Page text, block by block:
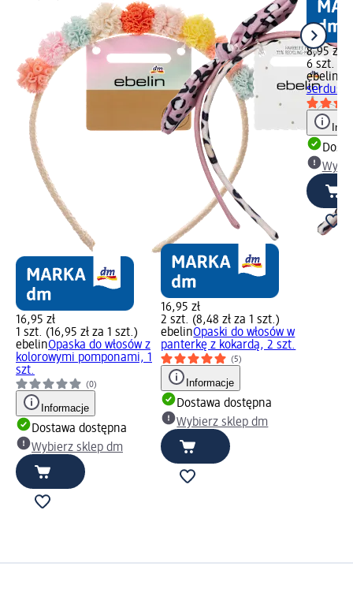
16,95 zł
1 szt. (16,95 zł za 1 szt.)
ebelinOpaska do włosów z
kolorowymi pomponami, 1
szt.
(0)
Informacje
Dostawa dostępna
Wybierz sklep dm
16,95 zł
2 szt. (8,48 zł za 1 szt.)
ebelinOpaski do włosów w
panterkę z kokardą, 2 szt.
(5)
Informacje
Dostawa dostępna
Wybierz sklep dm
8,95 zł
6 szt.
ebelin